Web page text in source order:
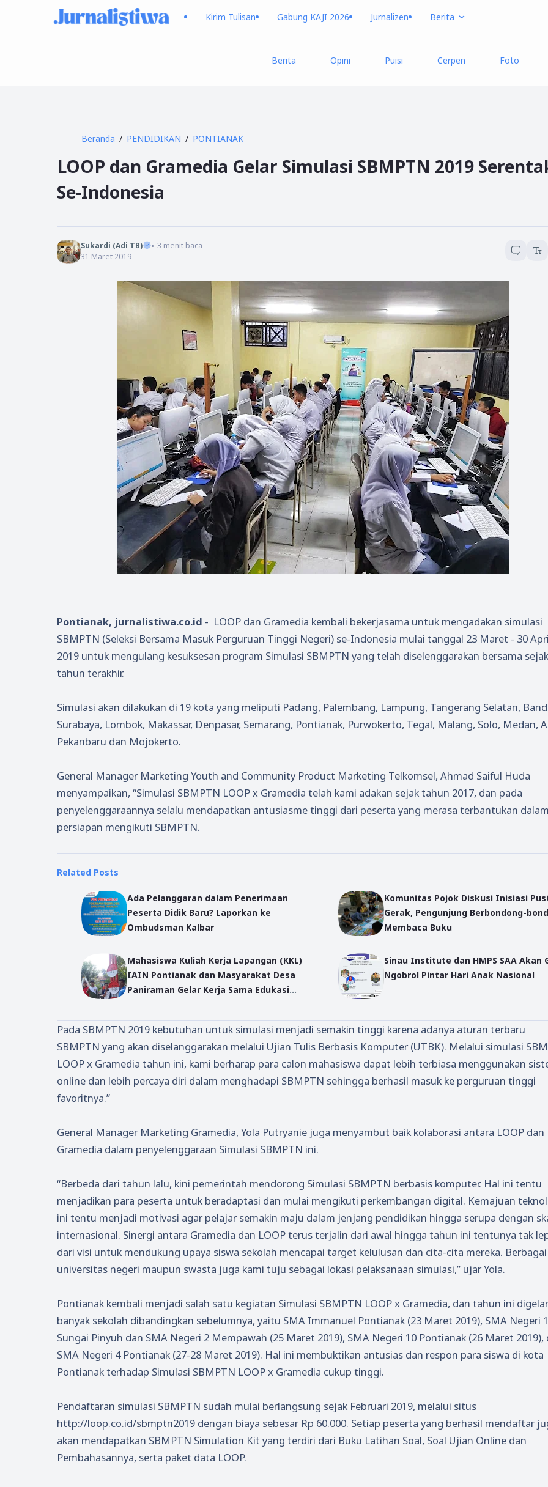
Kirim Tulisan Gabung KAJI 2026 Jurnalizen Berita
Berita Opini Puisi Cerpen Foto
Beranda PENDIDIKAN PONTIANAK
LOOP dan Gramedia Gelar Simulasi SBMPTN 2019
Se-Indonesia
Sukardi (Adi TB) 3 menit baca
31 Maret 2019
Pontianak, jurnalistiwa.co.id - LOOP dan Gramedia kembali bekerjasama untuk mengadakan simulasi
SBMPTN (Seleksi Bersama Masuk Perguruan Tinggi Negeri) se-Indonesia mulai tanggal 23 Maret - 30
2019 untuk mengulang kesuksesan program Simulasi SBMPTN yang telah diselenggarakan bersama
tahun terakhir.
Simulasi akan dilakukan di 19 kota yang meliputi Padang, Palembang, Lampung, Tangerang Selatan,
Surabaya, Lombok, Makassar, Denpasar, Semarang, Pontianak, Purwokerto, Tegal, Malang, Solo, Medan,
Pekanbaru dan Mojokerto.
General Manager Marketing Youth and Community Product Marketing Telkomsel, Ahmad Saiful Huda
menyampaikan, “Simulasi SBMPTN LOOP x Gramedia telah kami adakan sejak tahun 2017, dan pada
penyelenggaraannya selalu mendapatkan antusiasme tinggi dari peserta yang merasa terbantukan dalam
persiapan mengikuti SBMPTN.
Related Posts
Ada Pelanggaran dalam Penerimaan
Peserta Didik Baru? Laporkan ke
Ombudsman Kalbar
Komunitas Pojok Diskusi Inisiasi
Gerak, Pengunjung Berbondong-
Membaca Buku
Mahasiswa Kuliah Kerja Lapangan (KKL)
IAIN Pontianak dan Masyarakat Desa
Paniraman Gelar Kerja Sama Edukasi
Sinau Institute dan HMPS SAA Akan
Ngobrol Pintar Hari Anak Nasional
Pada SBMPTN 2019 kebutuhan untuk simulasi menjadi semakin tinggi karena adanya aturan terbaru
SBMPTN yang akan diselanggarakan melalui Ujian Tulis Berbasis Komputer (UTBK). Melalui simulasi
LOOP x Gramedia tahun ini, kami berharap para calon mahasiswa dapat lebih terbiasa menggunakan
online dan lebih percaya diri dalam menghadapi SBMPTN sehingga berhasil masuk ke perguruan tinggi
favoritnya.”
General Manager Marketing Gramedia, Yola Putryanie juga menyambut baik kolaborasi antara LOOP dan
Gramedia dalam penyelenggaraan Simulasi SBMPTN ini.
“Berbeda dari tahun lalu, kini pemerintah mendorong Simulasi SBMPTN berbasis komputer. Hal ini tentu
menjadikan para peserta untuk beradaptasi dan mulai mengikuti perkembangan digital. Kemajuan
ini tentu menjadi motivasi agar pelajar semakin maju dalam jenjang pendidikan hingga serupa dengan
internasional. Sinergi antara Gramedia dan LOOP terus terjalin dari awal hingga tahun ini tentunya tak
dari visi untuk mendukung upaya siswa sekolah mencapai target kelulusan dan cita-cita mereka. Berbagai
universitas negeri maupun swasta juga kami tuju sebagai lokasi pelaksanaan simulasi,” ujar Yola.
Pontianak kembali menjadi salah satu kegiatan Simulasi SBMPTN LOOP x Gramedia, dan tahun ini
banyak sekolah dibandingkan sebelumnya, yaitu SMA Immanuel Pontianak (23 Maret 2019), SMA Negeri 1
Sungai Pinyuh dan SMA Negeri 2 Mempawah (25 Maret 2019), SMA Negeri 10 Pontianak (26 Maret 2019),
SMA Negeri 4 Pontianak (27-28 Maret 2019). Hal ini membuktikan antusias dan respon para siswa di kota
Pontianak terhadap Simulasi SBMPTN LOOP x Gramedia cukup tinggi.
Pendaftaran simulasi SBMPTN sudah mulai berlangsung sejak Februari 2019, melalui situs
http://loop.co.id/sbmptn2019 dengan biaya sebesar Rp 60.000. Setiap peserta yang berhasil mendaftar
akan mendapatkan SBMPTN Simulation Kit yang terdiri dari Buku Latihan Soal, Soal Ujian Online dan
Pembahasannya, serta paket data LOOP.